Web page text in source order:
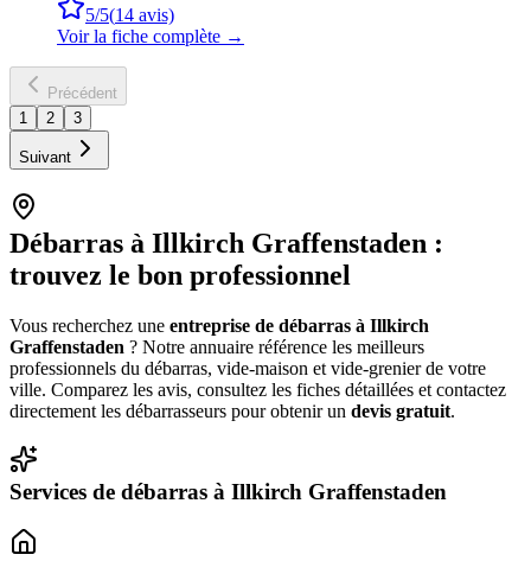
5/5(14 avis)
Voir la fiche complète →
Précédent
1
2 3
Suivant
Débarras à Illkirch Graffenstaden :
trouvez le bon professionnel
Vous recherchez une entreprise de débarras à Illkirch
Graffenstaden ? Notre annuaire référence les meilleurs
professionnels du débarras, vide-maison et vide-grenier de votre
ville. Comparez les avis, consultez les fiches détaillées et contactez
directement les débarrasseurs pour obtenir un devis gratuit.
Services de débarras à Illkirch Graffenstaden